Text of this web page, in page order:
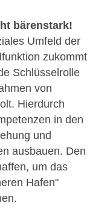
bärenstark!
Umfeld der
zukommt
Schlüsselrolle
von
Hierdurch
in den
und
ausbauen. Den
um das
Hafen"